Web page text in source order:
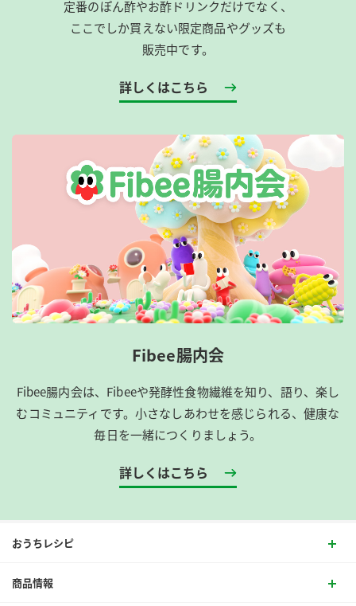
定番のぽん酢やお酢ドリンクだけでなく、
ここでしか買えない限定商品やグッズも
販売中です。
詳しくはこちら
Fibee腸内会
Fibee腸内会は、​Fibeeや発酵性食物繊維を知り、語り、楽し
むコミュニティです。​小さなしあわせを感じられる、健康な
毎日を一緒につくりましょう。
詳しくはこちら
おうちレシピ
商品情報